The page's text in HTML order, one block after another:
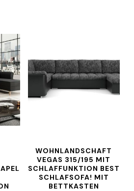
WOHNLANDSCHAFT
VEGAS 315/195 MIT
SCHLAFFUNKTION BEST
SCHLAFSOFA! MIT
BETTKASTEN